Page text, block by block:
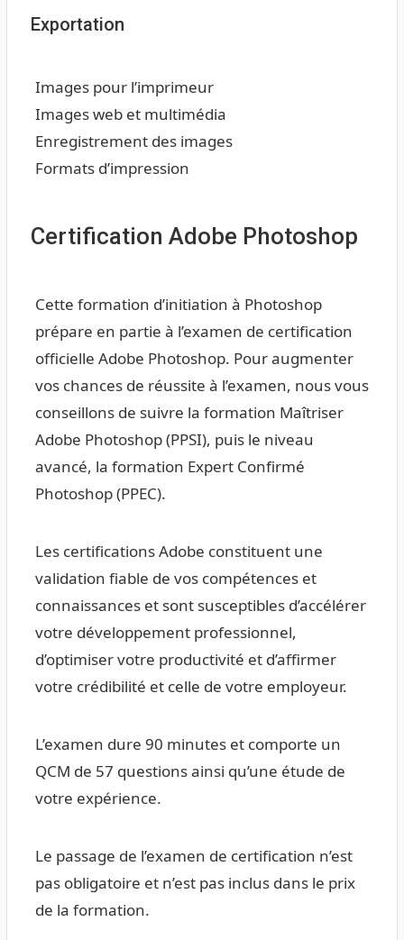
Exportation
Images pour l’imprimeur
Images web et multimédia
Enregistrement des images
Formats d’impression
Certification Adobe Photoshop
Cette formation d’initiation à Photoshop
prépare en partie à l’examen de certification
officielle Adobe Photoshop. Pour augmenter
vos chances de réussite à l’examen, nous vous
conseillons de suivre la formation Maîtriser
Adobe Photoshop (PPSI), puis le niveau
avancé, la formation Expert Confirmé
Photoshop (PPEC).
Les certifications Adobe constituent une
validation fiable de vos compétences et
connaissances et sont susceptibles d’accélérer
votre développement professionnel,
d’optimiser votre productivité et d’affirmer
votre crédibilité et celle de votre employeur.
L’examen dure 90 minutes et comporte un
QCM de 57 questions ainsi qu’une étude de
votre expérience.
Le passage de l’examen de certification n’est
pas obligatoire et n’est pas inclus dans le prix
de la formation.